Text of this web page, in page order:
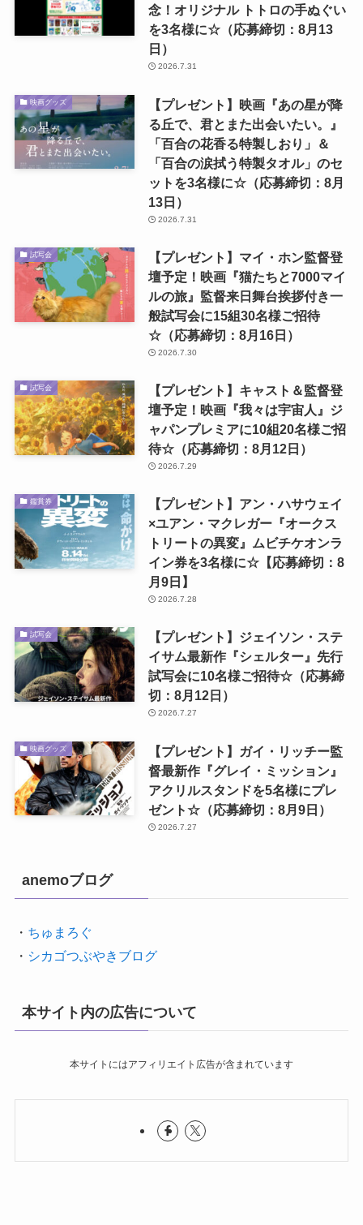
念！オリジナル トトロの手ぬぐい
を3名様に☆（応募締切：8月13
日）
2026.7.31
映画グッズ
【プレゼント】映画『あの星が降
る丘で、君とまた出会いたい。』
「百合の花香る特製しおり」＆
「百合の涙拭う特製タオル」のセ
ットを3名様に☆（応募締切：8月
13日）
2026.7.31
試写会
【プレゼント】マイ・ホン監督登
壇予定！映画『猫たちと7000マイ
ルの旅』監督来日舞台挨拶付き一
般試写会に15組30名様ご招待
☆（応募締切：8月16日）
2026.7.30
試写会
【プレゼント】キャスト＆監督登
壇予定！映画『我々は宇宙人』ジ
ャパンプレミアに10組20名様ご招
待☆（応募締切：8月12日）
2026.7.29
鑑賞券
【プレゼント】アン・ハサウェイ
×ユアン・マクレガー『オークス
トリートの異変』ムビチケオンラ
イン券を3名様に☆【応募締切：8
月9日】
2026.7.28
試写会
【プレゼント】ジェイソン・ステ
イサム最新作『シェルター』先行
試写会に10名様ご招待☆（応募締
切：8月12日）
2026.7.27
映画グッズ
【プレゼント】ガイ・リッチー監
督最新作『グレイ・ミッション』
アクリルスタンドを5名様にプレ
ゼント☆（応募締切：8月9日）
2026.7.27
anemoブログ
・ ちゅまろぐ
・ シカゴつぶやきブログ
本サイト内の広告について
本サイトにはアフィリエイト広告が含まれています